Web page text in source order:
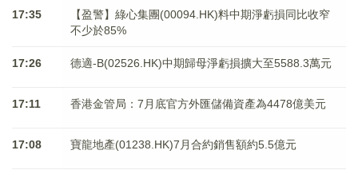
17:35
【盈警】綠心集團(00094.HK)料中期淨虧損同比收窄
不少於85%
17:26 德適-B(02526.HK)中期歸母淨虧損擴大至5588.3萬元
17:11 香港金管局：7月底官方外匯儲備資產為4478億美元
17:08 寶龍地產(01238.HK)7月合約銷售額約5.5億元